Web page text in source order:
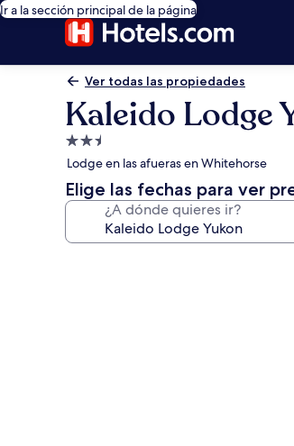
Ir a la sección principal de la página
Ver todas las propiedades
Kaleido Lodge
Propiedad
de
2.5
estrellas
Lodge en las afueras en Whitehorse
Elige las fechas para ver
¿A dónde quieres ir?